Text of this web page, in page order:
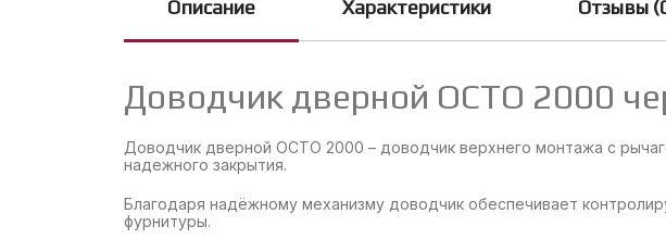
Описание Характеристики Отзывы
Доводчик дверной OCTO 2000
Доводчик дверной OCTO 2000 – доводчик верхнего монтажа с
надежного закрытия.
Благодаря надёжному механизму доводчик обеспечивает
фурнитуры.